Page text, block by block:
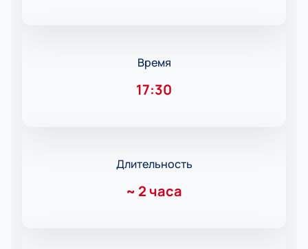
Время
17:30
Длительность
~ 2 часа